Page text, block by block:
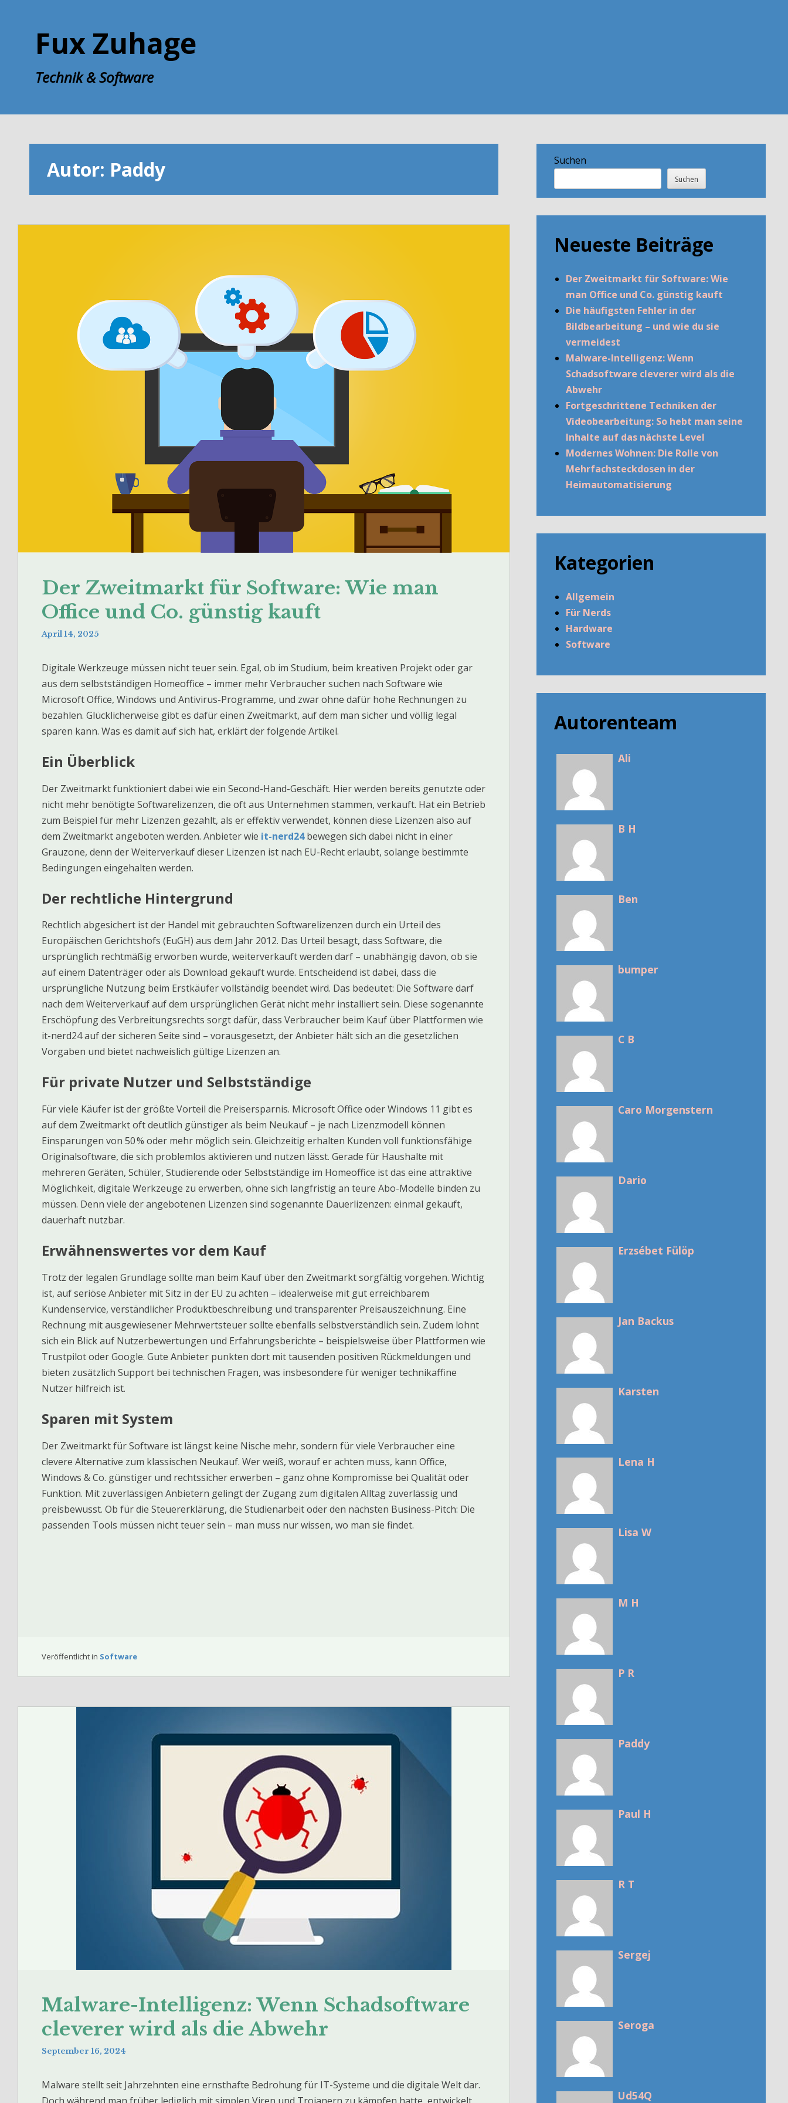
Fux Zuhage
Technik & Software
Autor: Paddy
Der Zweitmarkt für Software: Wie man
Office und Co. günstig kauft
April 14, 2025
Digitale Werkzeuge müssen nicht teuer sein. Egal, ob im Studium, beim kreativen Projekt oder gar
aus dem selbstständigen Homeoffice – immer mehr Verbraucher suchen nach Software wie
Microsoft Office, Windows und Antivirus-Programme, und zwar ohne dafür hohe Rechnungen zu
bezahlen. Glücklicherweise gibt es dafür einen Zweitmarkt, auf dem man sicher und völlig legal
sparen kann. Was es damit auf sich hat, erklärt der folgende Artikel.
Ein Überblick
Der Zweitmarkt funktioniert dabei wie ein Second-Hand-Geschäft. Hier werden bereits genutzte oder
nicht mehr benötigte Softwarelizenzen, die oft aus Unternehmen stammen, verkauft. Hat ein Betrieb
zum Beispiel für mehr Lizenzen gezahlt, als er effektiv verwendet, können diese Lizenzen also auf
dem Zweitmarkt angeboten werden. Anbieter wie it-nerd24bewegen sich dabei nicht in einer
Grauzone, denn der Weiterverkauf dieser Lizenzen ist nach EU-Recht erlaubt, solange bestimmte
Bedingungen eingehalten werden.
Der rechtliche Hintergrund
Rechtlich abgesichert ist der Handel mit gebrauchten Softwarelizenzen durch ein Urteil des
Europäischen Gerichtshofs (EuGH) aus dem Jahr 2012. Das Urteil besagt, dass Software, die
ursprünglich rechtmäßig erworben wurde, weiterverkauft werden darf – unabhängig davon, ob sie
auf einem Datenträger oder als Download gekauft wurde. Entscheidend ist dabei, dass die
ursprüngliche Nutzung beim Erstkäufer vollständig beendet wird. Das bedeutet: Die Software darf
nach dem Weiterverkauf auf dem ursprünglichen Gerät nicht mehr installiert sein. Diese sogenannte
Erschöpfung des Verbreitungsrechts sorgt dafür, dass Verbraucher beim Kauf über Plattformen wie
it-nerd24 auf der sicheren Seite sind – vorausgesetzt, der Anbieter hält sich an die gesetzlichen
Vorgaben und bietet nachweislich gültige Lizenzen an.
Für private Nutzer und Selbstständige
Für viele Käufer ist der größte Vorteil die Preisersparnis. Microsoft Office oder Windows 11 gibt es
auf dem Zweitmarkt oft deutlich günstiger als beim Neukauf – je nach Lizenzmodell können
Einsparungen von 50 % oder mehr möglich sein. Gleichzeitig erhalten Kunden voll funktionsfähige
Originalsoftware, die sich problemlos aktivieren und nutzen lässt. Gerade für Haushalte mit
mehreren Geräten, Schüler, Studierende oder Selbstständige im Homeoffice ist das eine attraktive
Möglichkeit, digitale Werkzeuge zu erwerben, ohne sich langfristig an teure Abo-Modelle binden zu
müssen. Denn viele der angebotenen Lizenzen sind sogenannte Dauerlizenzen: einmal gekauft,
dauerhaft nutzbar.
Erwähnenswertes vor dem Kauf
Trotz der legalen Grundlage sollte man beim Kauf über den Zweitmarkt sorgfältig vorgehen. Wichtig
ist, auf seriöse Anbieter mit Sitz in der EU zu achten – idealerweise mit gut erreichbarem
Kundenservice, verständlicher Produktbeschreibung und transparenter Preisauszeichnung. Eine
Rechnung mit ausgewiesener Mehrwertsteuer sollte ebenfalls selbstverständlich sein. Zudem lohnt
sich ein Blick auf Nutzerbewertungen und Erfahrungsberichte – beispielsweise über Plattformen wie
Trustpilot oder Google. Gute Anbieter punkten dort mit tausenden positiven Rückmeldungen und
bieten zusätzlich Support bei technischen Fragen, was insbesondere für weniger technikaffine
Nutzer hilfreich ist.
Sparen mit System
Der Zweitmarkt für Software ist längst keine Nische mehr, sondern für viele Verbraucher eine
clevere Alternative zum klassischen Neukauf. Wer weiß, worauf er achten muss, kann Office,
Windows & Co. günstiger und rechtssicher erwerben – ganz ohne Kompromisse bei Qualität oder
Funktion. Mit zuverlässigen Anbietern gelingt der Zugang zum digitalen Alltag zuverlässig und
preisbewusst. Ob für die Steuererklärung, die Studienarbeit oder den nächsten Business-Pitch: Die
passenden Tools müssen nicht teuer sein – man muss nur wissen, wo man sie findet.
Veröffentlicht in Software
Malware-Intelligenz: Wenn Schadsoftware
cleverer wird als die Abwehr
September 16, 2024
Malware stellt seit Jahrzehnten eine ernsthafte Bedrohung für IT-Systeme und die digitale Welt dar.
Suchen
Suchen
Neueste Beiträge
Der Zweitmarkt für Software: Wie
man Office und Co. günstig kauft
Die häufigsten Fehler in der
Bildbearbeitung – und wie du sie
vermeidest
Malware-Intelligenz: Wenn
Schadsoftware cleverer wird als die
Abwehr
Fortgeschrittene Techniken der
Videobearbeitung: So hebt man seine
Inhalte auf das nächste Level
Modernes Wohnen: Die Rolle von
Mehrfachsteckdosen in der
Heimautomatisierung
Kategorien
Allgemein
Für Nerds
Hardware
Software
Autorenteam
Ali
B H
Ben
bumper
C B
Caro Morgenstern
Dario
Erzsébet Fülöp
Jan Backus
Karsten
Lena H
Lisa W
M H
P R
Paddy
Paul H
R T
Sergej
Seroga
Ud54Q